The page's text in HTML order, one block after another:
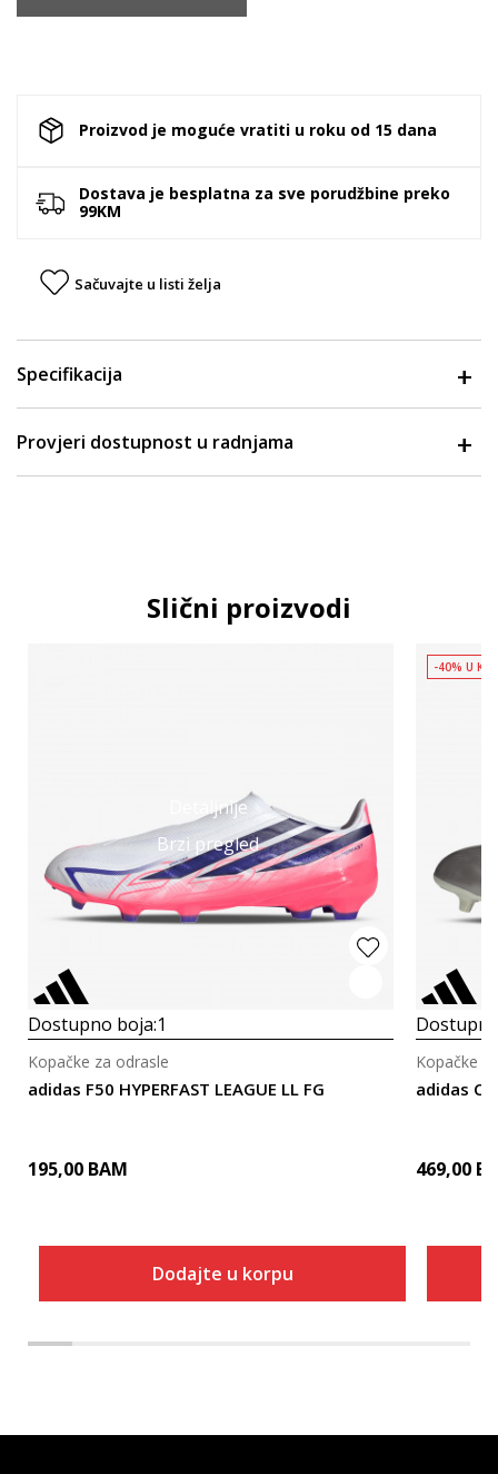
Proizvod je moguće vratiti u roku od 15 dana
Dostava je besplatna za sve porudžbine preko
99KM
Sačuvajte u listi želja
Specifikacija
Provjeri dostupnost u radnjama
Slični proizvodi
Detaljnije
Brzi pregled
Dostupno boja:1
adidas F50 HYPERFAST LEAGUE LL FG
Kopačke za odrasle
195,00 BAM
Dodajte u korpu
-40% U
adidas
Kopačke
469,00